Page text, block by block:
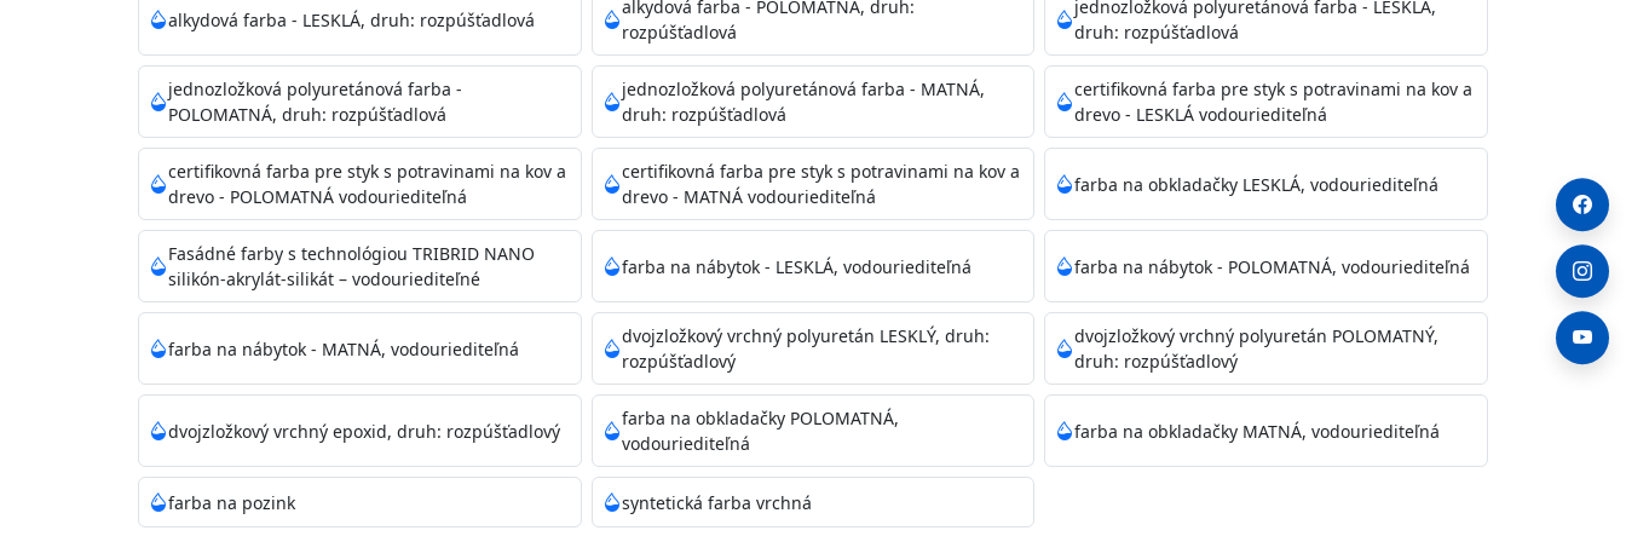
Nepoužitá farba vyžaduje špeciálne zaobchádzanie na bezpečnú likvidáciu.
Riedenie: do 10% vodou, podľa spôsobu aplikácie
Doba schnutia na dotyk: 30-60 minut
Doba na druhý náter: 3-4 hodiny
Balenie: 750ml, 1l, 3l, 9l, 15l
Výdatnosť na jednu vrstvu
: 13-16 m2/l
Aplikácia : štetec, valček, striekacia pištoľ
Povrchová úprava: 1
Merná hmotnosť: 1,54 ± 0,02 Kg / L (ISO 2811)
Čistenie: vodou
Príprava povrchu
Povrchy musia byť hladké, čisté, suché, zbavené prachu, mastnoty, solí a materiálov so zlou priľnavosťou. Otvory alebo trhliny vyplňte
akrylovým tmelom Acrylic putty, Visto alebo Acrylic light putty a prebrúste. Nové alebo porézne povrchy natreté menej kvalitnými farbami
alkydová farba - LESKLÁ, druh: rozpúšťadlová
alkydová farba - POLOMATNÁ, druh:
rozpúšťadlová
jednozložková polyuretánová farba - LESKLÁ,
druh: rozpúšťadlová
jednozložková polyuretánová farba -
POLOMATNÁ, druh: rozpúšťadlová
jednozložková polyuretánová farba - MATNÁ,
druh: rozpúšťadlová
certifikovná farba pre styk s potravinami na kov a
drevo - LESKLÁ vodouriediteľná
certifikovná farba pre styk s potravinami na kov a
drevo - POLOMATNÁ vodouriediteľná
certifikovná farba pre styk s potravinami na kov a
drevo - MATNÁ vodouriediteľná
farba na obkladačky LESKLÁ, vodouriediteľná
Fasádné farby s technológiou TRIBRID NANO
silikón-akrylát-silikát – vodouriediteľné
farba na nábytok - LESKLÁ, vodouriediteľná farba na nábytok - POLOMATNÁ, vodouriediteľná
farba na nábytok - MATNÁ, vodouriediteľná
dvojzložkový vrchný polyuretán LESKLÝ, druh:
rozpúšťadlový
dvojzložkový vrchný polyuretán POLOMATNÝ,
druh: rozpúšťadlový
dvojzložkový vrchný epoxid, druh: rozpúšťadlový
farba na obkladačky POLOMATNÁ,
vodouriediteľná
farba na obkladačky MATNÁ, vodouriediteľná
farba na pozink syntetická farba vrchná